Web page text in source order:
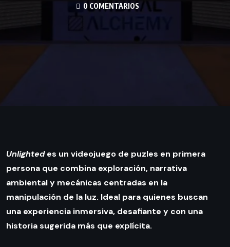
0 COMENTARIOS
Unlightedes un videojuego de puzles en primera
persona que combina exploración, narrativa
ambiental y mecánicas centradas en la
manipulación de la luz. Ideal para quienes buscan
una experiencia inmersiva, desafiante y con una
historia sugerida más que explícita.